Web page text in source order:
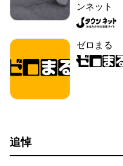
ンネット
ゼロまる
追悼